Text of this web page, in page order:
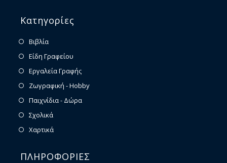
Κατηγορίες
Βιβλία
Είδη Γραφείου
Εργαλεία Γραφής
Ζωγραφική - Hobby
Παιχνίδια - Δώρα
Σχολικά
Χαρτικά
ΠΛΗΡΟΦΟΡΙΕΣ